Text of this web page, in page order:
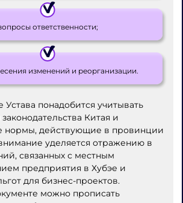
ответственности;
изменений и реорганизации.
Устава понадобится учитывать
Китая и
нормы, действующие в провинции
уделяется отражению в
связанных с местным
предприятия в Хубэе и
для бизнес-проектов.
можно прописать